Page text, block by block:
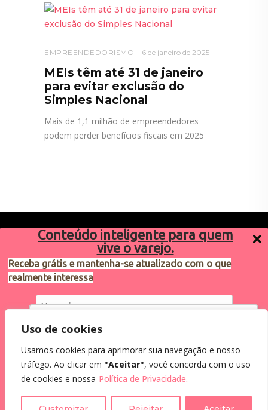
Conteúdo inteligente para quem
vive o varejo.
Receba grátis e mantenha-se atualizado com o que
realmente interessa
Eu concordo em receber comunicações.
Ao informar meus dados, eu concordo com a
Utilizamos cookies para oferecer melhor
como você interage em nosso site e
personalizar conteúdo.
Uso de cookies
Usamos cookies para aprimorar sua navegação e nosso
tráfego. Ao clicar em "Aceitar", você concorda com o uso
de cookies e nossa Política de Privacidade.
EMPREENDEDORISMO 6 de janeiro de 2025
MEIs têm até 31 de janeiro
para evitar exclusão do
Simples Nacional
Mais de 1,1 milhão de empreendedores
podem perder benefícios fiscais em 2025
varejosa@cndl.org.br
2024®. Todos os direitos reservados.